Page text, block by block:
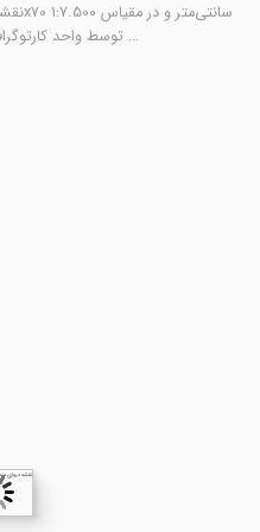
توسط واحد کارتوگرافی و جغرافیایی انتشارات …